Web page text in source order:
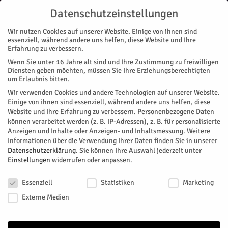
Start Nachrichten Mehr Abgänge ohne Abschluss
NACHRICHTEN REGION
Mehr Abgänge ohne Abschluss
Laut Statistischem Landesamt für Nordrhein-Westfalen war
die Zahl der Schulabgänge ohne Abschluss im letzten Jahr auf
einem Zehnjahreshöchststand. 2025 seien 7430,
beziehungsweise 4,2 Prozent, der abgehenden Schülerinnen
und Schüler in diese Kategorie gefallen. Der Anteil sei im
Artikel gebe einen genaueren Einblick in die Entwicklung.
VonHERZOG Redaktion -
Datenschutzeinstellungen
Wir nutzen Cookies auf unserer Website. Einige von ihnen sind
essenziell, während andere uns helfen, diese Website und Ihre
Erfahrung zu verbessern.
Wenn Sie unter 16 Jahre alt sind und Ihre Zustimmung zu freiwilligen
Diensten geben möchten, müssen Sie Ihre Erziehungsberechtigten
um Erlaubnis bitten.
Wir verwenden Cookies und andere Technologien auf unserer Website.
Einige von ihnen sind essenziell, während andere uns helfen, diese
Website und Ihre Erfahrung zu verbessern. Personenbezogene Daten
können verarbeitet werden (z. B. IP-Adressen), z. B. für personalisierte
Anzeigen und Inhalte oder Anzeigen- und Inhaltsmessung. Weitere
Informationen über die Verwendung Ihrer Daten finden Sie in unserer
Datenschutzerklärung. Sie können Ihre Auswahl jederzeit unter
Einstellungen widerrufen oder anpassen.
Essenziell
Statistiken
Marketing
Externe Medien